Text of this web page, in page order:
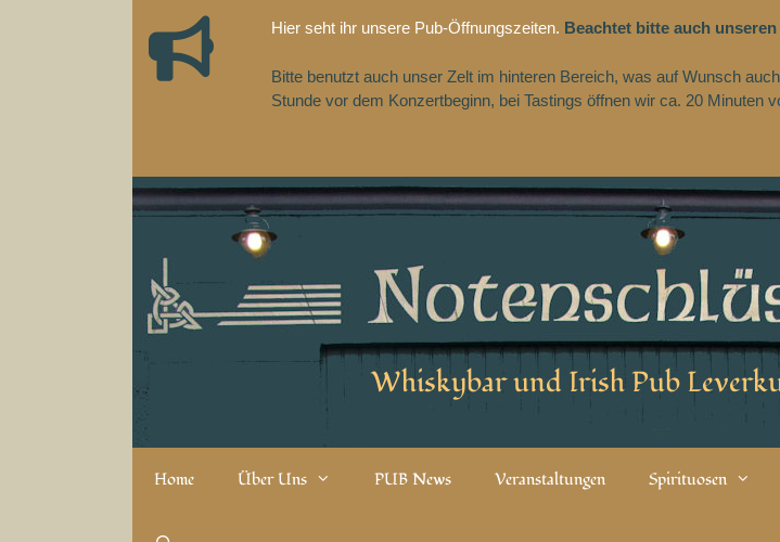
Hier seht ihr unsere Pub-Öffnungszeiten. Beachtet bitte auch
Bitte benutzt auch unser Zelt im hinteren Bereich, was auf Wunsch
Stunde vor dem Konzertbeginn, bei Tastings öffnen wir ca. 20 Minuten
Whiskybar und Irish Pub
Home Über Uns PUB News Veranstaltungen Spirituosen